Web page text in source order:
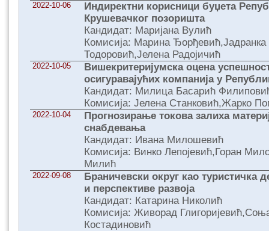
2022-10-06
Индиректни корисници буџета
Крушевачког позоришта
Кандидат: Маријана Вулић
Комисија: Марина
Тодоровић,Јелена Радојичић
2022-10-05
Вишекритеријумска оцена
осигуравајућих компанија у
Кандидат: Милица Басарић
Комисија: Јелена Станковић,Жарко
2022-10-04
Прогнозирање токова залиха
снабдевања
Кандидат: Ивана Милошевић
Комисија: Винко Лепојевић,Горан
Милић
2022-09-08
Браничевски округ као туристичка
и перспективе развоја
Кандидат: Катарина Николић
Комисија: Живорад
Костадиновић